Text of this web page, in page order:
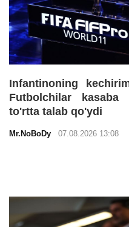
Infantinoning
Futbolchilar kasaba
to'rtta talab qo'ydi
Mr.NoBoDy 07.08.2026 13:08